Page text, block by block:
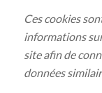
Ces cookies
informations
site afin de
données